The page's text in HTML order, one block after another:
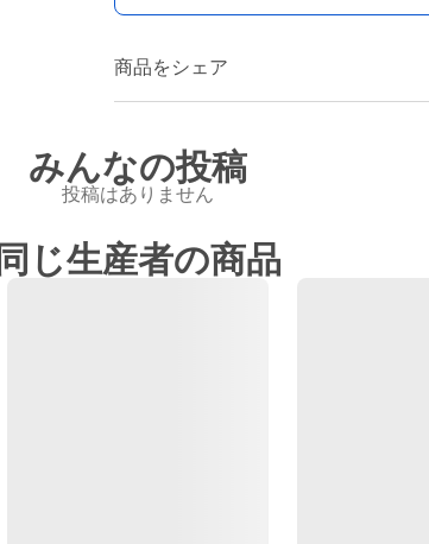
商品をシェア
みんなの投稿
投稿はありません
同じ生産者の商品